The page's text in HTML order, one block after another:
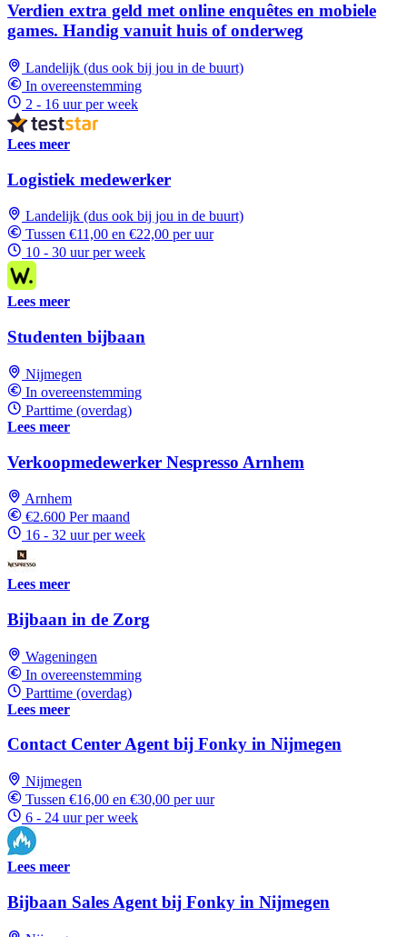
Verdien extra geld met online enquêtes en mobiele
games. Handig vanuit huis of onderweg
Landelijk (dus ook bij jou in de buurt)
In overeenstemming
2 - 16 uur per week
Lees meer
Logistiek medewerker
Landelijk (dus ook bij jou in de buurt)
Tussen €11,00 en €22,00 per uur
10 - 30 uur per week
Lees meer
Studenten bijbaan
Nijmegen
In overeenstemming
Parttime (overdag)
Lees meer
Verkoopmedewerker Nespresso Arnhem
Arnhem
€2.600 Per maand
16 - 32 uur per week
Lees meer
Bijbaan in de Zorg
Wageningen
In overeenstemming
Parttime (overdag)
Lees meer
Contact Center Agent bij Fonky in Nijmegen
Nijmegen
Tussen €16,00 en €30,00 per uur
6 - 24 uur per week
Lees meer
Bijbaan Sales Agent bij Fonky in Nijmegen